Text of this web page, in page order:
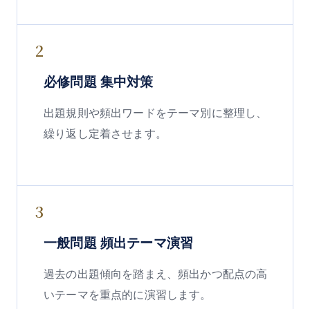
2
必修問題 集中対策
出題規則や頻出ワードをテーマ別に整理し、
繰り返し定着させます。
3
一般問題 頻出テーマ演習
過去の出題傾向を踏まえ、頻出かつ配点の高
いテーマを重点的に演習します。